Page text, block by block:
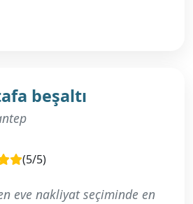
beşaltı
(5/5)
eve nakliyat seçiminde en